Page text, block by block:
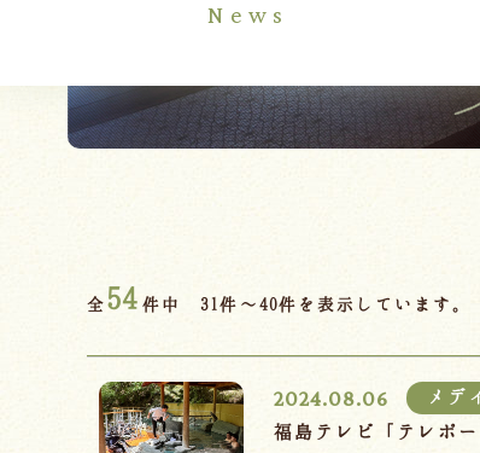
News
全 54 件中 31件～40件を表示しています。
2024.08.06
メデ
福島テレビ「テレポ
せせらぎの杜
吉川屋で過ごす特
Follow us